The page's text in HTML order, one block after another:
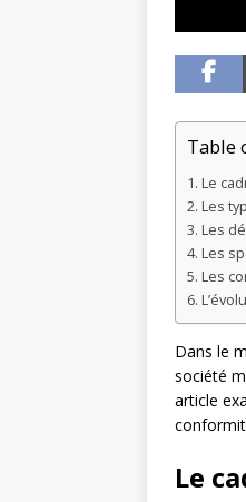
Table
Le
Les
Les
Les
Les
Dans le
société
article
Le